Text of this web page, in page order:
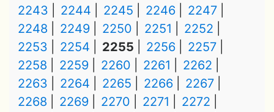
2243
2244 2245 2246
2247
2248
2249 2250 2251
2252
2253
2254 2255 2256
2257
2258
2259 2260 2261
2262
2263
2264 2265 2266
2267
2268
2269 2270 2271
2272